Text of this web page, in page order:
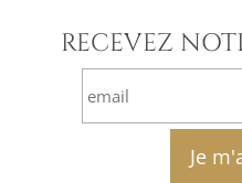
RECEVEZ